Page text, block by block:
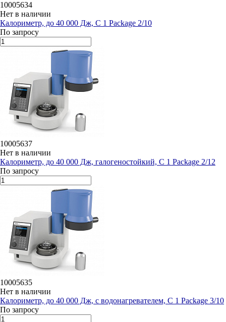
10005634
Нет в наличии
Калориметр, до 40 000 Дж, C 1 Package 2/10
По запросу
10005637
Нет в наличии
Калориметр, до 40 000 Дж, галогеностойкий, C 1 Package 2/12
По запросу
10005635
Нет в наличии
Калориметр, до 40 000 Дж, с водонагревателем, C 1 Package 3/10
По запросу